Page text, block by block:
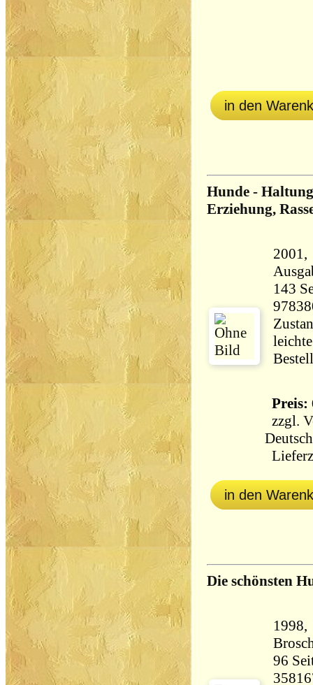
in den
Hunde -
Erziehung,
2001,
143 Seiten
Preis:
zzgl.
in den
Die schönsten
96 Seiten